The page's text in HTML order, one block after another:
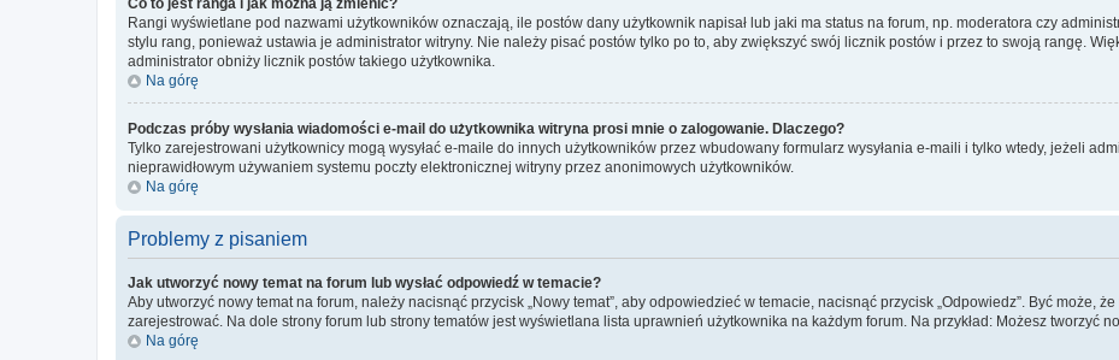
Rangi wyświetlane pod nazwami użytkowników oznaczają, ile postów dany użytkownik napisał lub jaki ma status na forum, np. moderatora czy
stylu rang, ponieważ ustawia je administrator witryny. Nie należy pisać postów tylko po to, aby zwiększyć swój licznik postów i przez to swoją rangę.
administrator obniży licznik postów takiego użytkownika.
Na górę
Podczas próby wysłania wiadomości e-mail do użytkownika witryna prosi mnie o zalogowanie. Dlaczego?
Tylko zarejestrowani użytkownicy mogą wysyłać e-maile do innych użytkowników przez wbudowany formularz wysyłania e-maili i tylko wtedy, jeżeli
nieprawidłowym używaniem systemu poczty elektronicznej witryny przez anonimowych użytkowników.
Na górę
Problemy z pisaniem
Jak utworzyć nowy temat na forum lub wysłać odpowiedź w temacie?
Aby utworzyć nowy temat na forum, należy nacisnąć przycisk „Nowy temat”, aby odpowiedzieć w temacie, nacisnąć przycisk „Odpowiedz”. Być może,
zarejestrować. Na dole strony forum lub strony tematów jest wyświetlana lista uprawnień użytkownika na każdym forum. Na przykład: Możesz tworzyć
Na górę